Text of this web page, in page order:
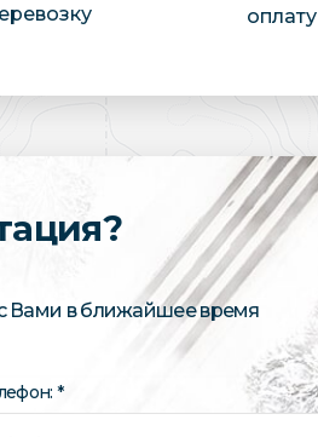
оплату
Вами в ближайшее время
*